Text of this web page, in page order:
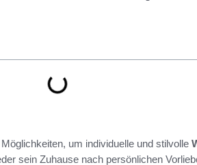
um individuelle und stilvolle
sein Zuhause nach persönlichen